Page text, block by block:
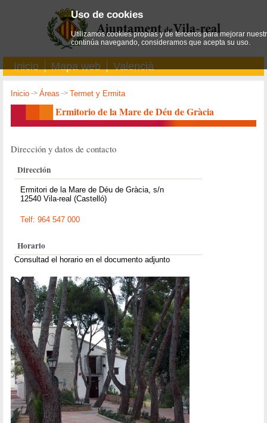
Inicio Mapa web Valencià
Inicio ->Áreas ->Termet y Ermita
Ermitorio de la Mare de Déu de Gràcia
Dirección y datos de contacto
Dirección
Ermitori de la Mare de Déu de Gràcia, s/n
12540 Vila-real (Castelló)
Telf: 964 547 000
Horario
Consultad el horario en el documento adjunto
Uso de cookies
Utilizamos cookies propias y de terceros para mejorar
continúa navegando, consideramos que acepta su uso.